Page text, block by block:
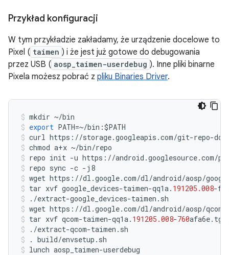
Przykład konfiguracji
W tym przykładzie zakładamy, że urządzenie docelowe to
Pixel ( taimen ) i że jest już gotowe do debugowania
przez USB ( aosp_taimen-userdebug ). Inne pliki binarne
Pixela możesz pobrać z pliku Binaries Driver.
mkdir ~/bin
export PATH=~/bin :$PATH
curl https : //storage.googleapis .com/git-repo-
chmod a+x ~/bin/repo
repo init -u https : //android .googlesource.com/
repo sync -c - j8
wget https : //dl .google.com/dl/android/aosp/
tar xvf google_devices-taimen-qq1a. 191205.008-
./extract-google_devices-taimen . sh
wget https : //dl .google.com/dl/android/aosp/qcom
tar xvf qcom-taimen-qq1a. 191205.008-760afa6e. tgz
./extract-qcom-taimen . sh
. build/envsetup . sh
lunch aosp_taimen-userdebug